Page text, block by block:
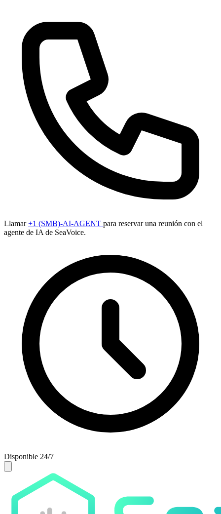
Llamar+1 (SMB)-AI-AGENT para reservar una reunión con el
agente de IA de SeaVoice.
Disponible 24/7